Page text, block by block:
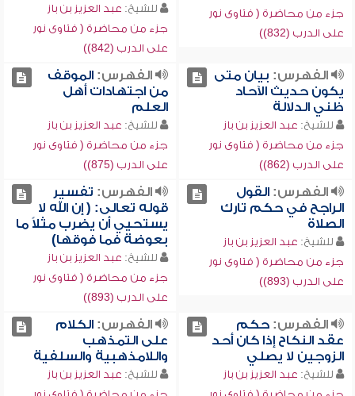
جزء من محاضرة ( فتاوى نور
على الدرب (832))
للشيخ: عبد العزيز بن باز
جزء من محاضرة ( فتاوى نور
على الدرب (842))
الفهرس: بيان متى
يكون حديث الآحاد
ظني الدلالة
للشيخ: عبد العزيز بن باز
جزء من محاضرة ( فتاوى نور
على الدرب (862))
الفهرس:الموقف
من اجتهادات أهل
العلم
للشيخ: عبد العزيز بن باز
جزء من محاضرة ( فتاوى نور
على الدرب (875))
الفهرس:القول
الراجح في حكم تارك
الصلاة
للشيخ: عبد العزيز بن باز
جزء من محاضرة ( فتاوى نور
على الدرب (893))
الفهرس: تفسير
قوله تعالى: ( إن الله لا
يستحيي أن يضرب مثلاً ما
بعوضة فما فوقها)
للشيخ: عبد العزيز بن باز
جزء من محاضرة ( فتاوى نور
على الدرب (893))
الفهرس:حكم
عقد النكاح إذا كان أحد
الزوجين لا يصلي
للشيخ: عبد العزيز بن باز
الفهرس:الكلام
على التمذهب
واللامذهبية والسلفية
للشيخ: عبد العزيز بن باز